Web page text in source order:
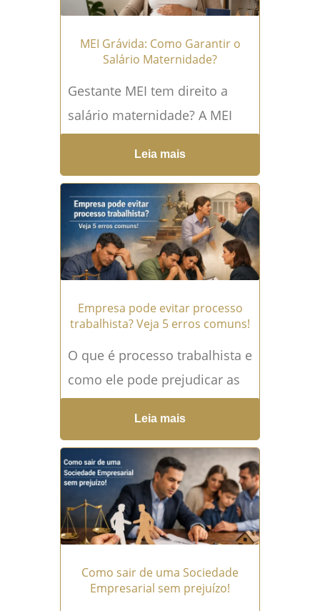
MEI Grávida: Como Garantir o
Salário Maternidade?
Gestante MEI tem direito a
salário maternidade? A MEI
grávida tem direito ao salário
maternidade e compreender
isso pode evitar prejuízos
financeiros... Leia mais →
Leia mais
Empresa pode evitar processo
trabalhista? Veja 5 erros comuns!
O que é processo trabalhista e
como ele pode prejudicar as
empresas? O processo
trabalhista é uma das maiores
preocupações de
empresários...Leia mais →
Leia mais
Como sair de uma Sociedade
Empresarial sem prejuízo!